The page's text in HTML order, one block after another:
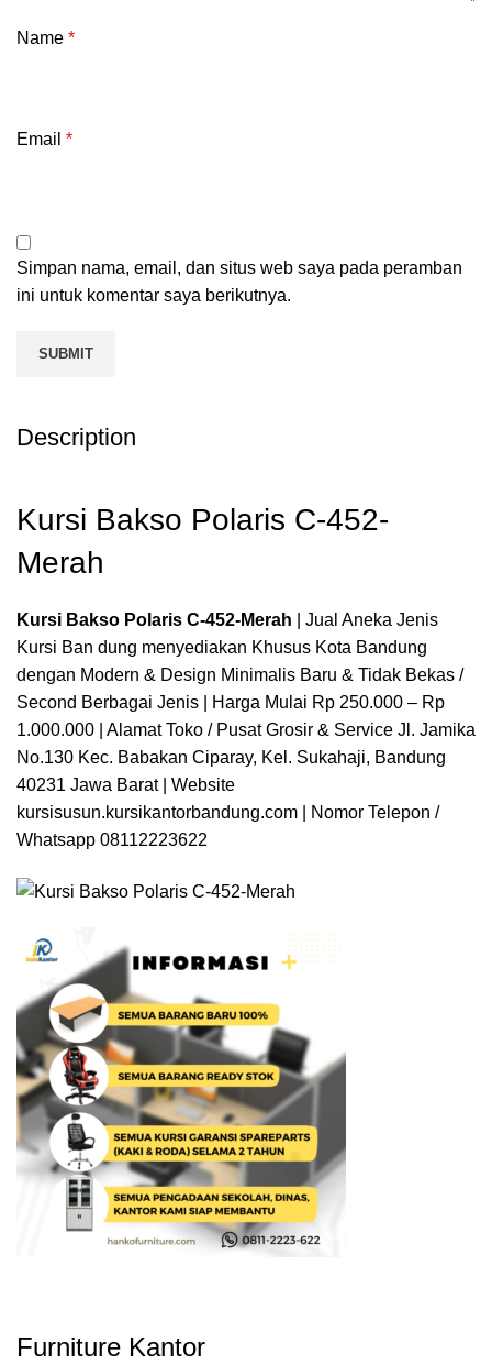
Name *
Email *
Simpan nama, email, dan situs web saya pada peramban
ini untuk komentar saya berikutnya.
Description
Kursi Bakso Polaris C-452-
Merah
Kursi Bakso Polaris C-452-Merah
| Jual Aneka Jenis
Kursi Ban dung menyediakan Khusus Kota Bandung
dengan Modern & Design Minimalis Baru & Tidak Bekas /
Second Berbagai Jenis | Harga Mulai Rp 250.000 – Rp
1.000.000 | Alamat Toko / Pusat Grosir & Service Jl. Jamika
No.130 Kec. Babakan Ciparay, Kel. Sukahaji, Bandung
40231 Jawa Barat | Website
kursisusun.kursikantorbandung.com | Nomor Telepon /
Whatsapp 08112223622
Furniture Kantor